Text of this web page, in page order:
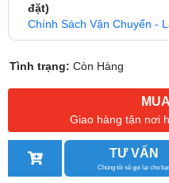
đặt)
Chính Sách Vận Chuyển -
Tình trạng:Còn Hàng
Giao hàng tận nơi
TƯ VẤN
Chúng tôi sẽ gọi lại cho